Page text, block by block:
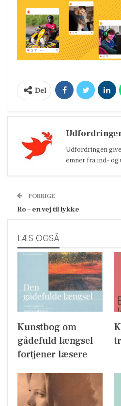
Del
Udfordringen
emner fra ind- og
FORRIGE
Ro – en vej til lykke
LÆS OGSÅ
Kunstbog om
gådefuld længsel
fortjener læsere